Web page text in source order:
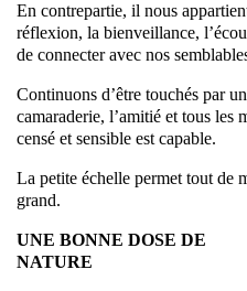
En contrepartie, il nous
réflexion, la bienveillance,
de connecter avec nos
Continuons d’être touchés par
camaraderie, l’amitié et tous les
censé et sensible est capable.
La petite échelle permet tout de
grand.
UNE BONNE DOSE DE
NATURE